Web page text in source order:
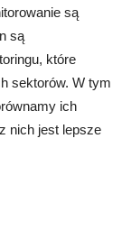
są
są
które
sektorów. W tym
ich
nich jest lepsze